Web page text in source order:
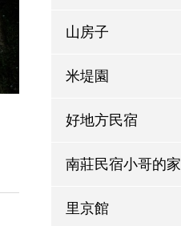
山房子
米堤園
好地方民宿
南莊民宿小哥的家
里京館